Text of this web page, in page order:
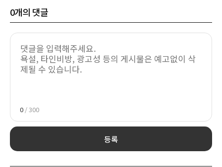
0개의 댓글
0 / 300
등록